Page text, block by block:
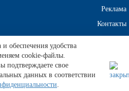
Реклама
Контакты
Техническа поддержка
и итоги -TennisBB
обеспечения удобства
cookie-файлы.
подтверждаете свое
данных в соответствии
.